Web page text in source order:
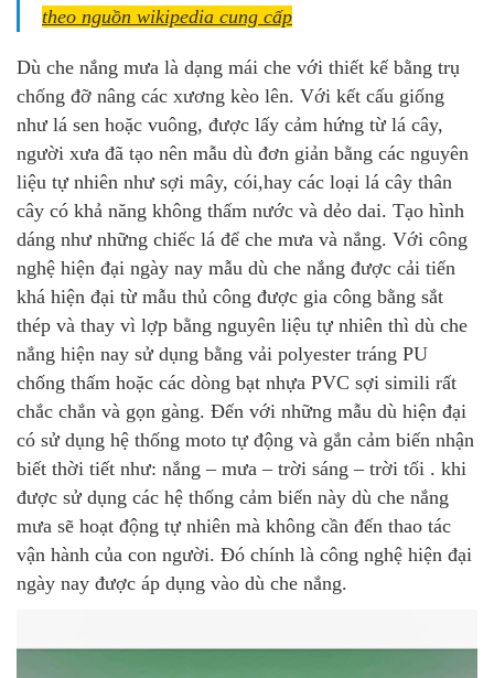
theo nguồn wikipedia cung cấp
Dù che nắng mưa là dạng mái che với thiết kế bằng trụ
chống đỡ nâng các xương kèo lên. Với kết cấu giống
như lá sen hoặc vuông, được lấy cảm hứng từ lá cây,
người xưa đã tạo nên mẫu dù đơn giản bằng các nguyên
liệu tự nhiên như sợi mây, cói,hay các loại lá cây thân
cây có khả năng không thấm nước và dẻo dai. Tạo hình
dáng như những chiếc lá để che mưa và nắng. Với công
nghệ hiện đại ngày nay mẫu dù che nắng được cải tiến
khá hiện đại từ mẫu thủ công được gia công bằng sắt
thép và thay vì lợp bằng nguyên liệu tự nhiên thì dù che
nắng hiện nay sử dụng bằng vải polyester tráng PU
chống thấm hoặc các dòng bạt nhựa PVC sợi simili rất
chắc chắn và gọn gàng. Đến với những mẫu dù hiện đại
có sử dụng hệ thống moto tự động và gắn cảm biến nhận
biết thời tiết như: nắng – mưa – trời sáng – trời tối . khi
được sử dụng các hệ thống cảm biến này dù che nắng
mưa sẽ hoạt động tự nhiên mà không cần đến thao tác
vận hành của con người. Đó chính là công nghệ hiện đại
ngày nay được áp dụng vào dù che nắng.